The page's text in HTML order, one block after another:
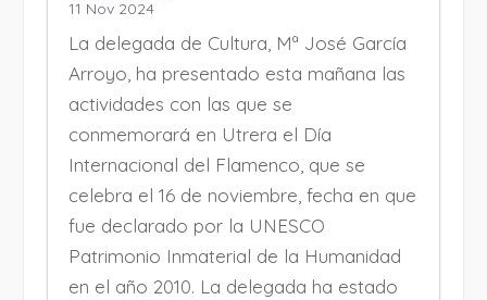
11 Nov 2024
La delegada de Cultura, Mª José García
Arroyo, ha presentado esta mañana las
actividades con las que se
conmemorará en Utrera el Día
Internacional del Flamenco, que se
celebra el 16 de noviembre, fecha en que
fue declarado por la UNESCO
Patrimonio Inmaterial de la Humanidad
en el año 2010. La delegada ha estado